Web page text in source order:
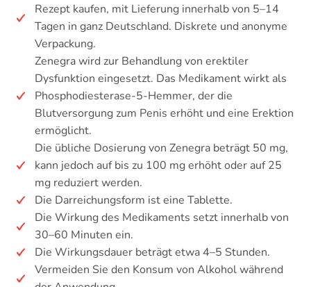
Rezept kaufen, mit Lieferung innerhalb von 5–14
Tagen in ganz Deutschland. Diskrete und anonyme
Verpackung.
Zenegra wird zur Behandlung von erektiler
Dysfunktion eingesetzt. Das Medikament wirkt als
Phosphodiesterase-5-Hemmer, der die
Blutversorgung zum Penis erhöht und eine Erektion
ermöglicht.
Die übliche Dosierung von Zenegra beträgt 50 mg,
kann jedoch auf bis zu 100 mg erhöht oder auf 25
mg reduziert werden.
Die Darreichungsform ist eine Tablette.
Die Wirkung des Medikaments setzt innerhalb von
30–60 Minuten ein.
Die Wirkungsdauer beträgt etwa 4–5 Stunden.
Vermeiden Sie den Konsum von Alkohol während